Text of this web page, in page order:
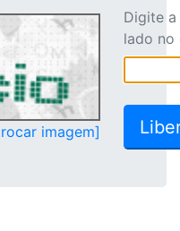
imagem]
Digite
lado no